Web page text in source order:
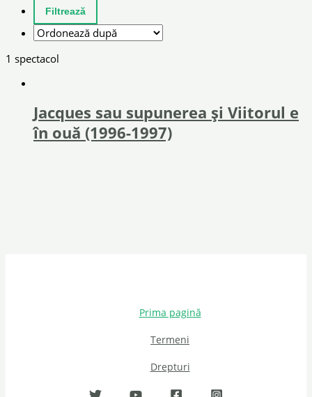
1 spectacol
Jacques sau supunerea și Viitorul e
în ouă (1996-1997)
Prima pagină
Termeni
Drepturi